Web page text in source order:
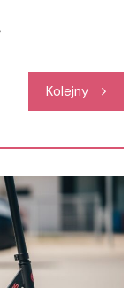
Kolejny